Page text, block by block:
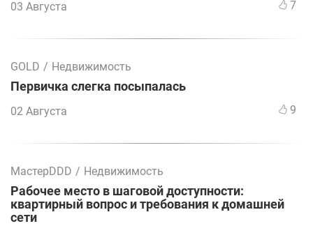
03 Августа 7
GOLD / Недвижимость
Первичка слегка посыпалась
02 Августа 9
МастерDDD / Недвижимость
Рабочее место в шаговой доступности:
квартирный вопрос и требования к домашней
сети